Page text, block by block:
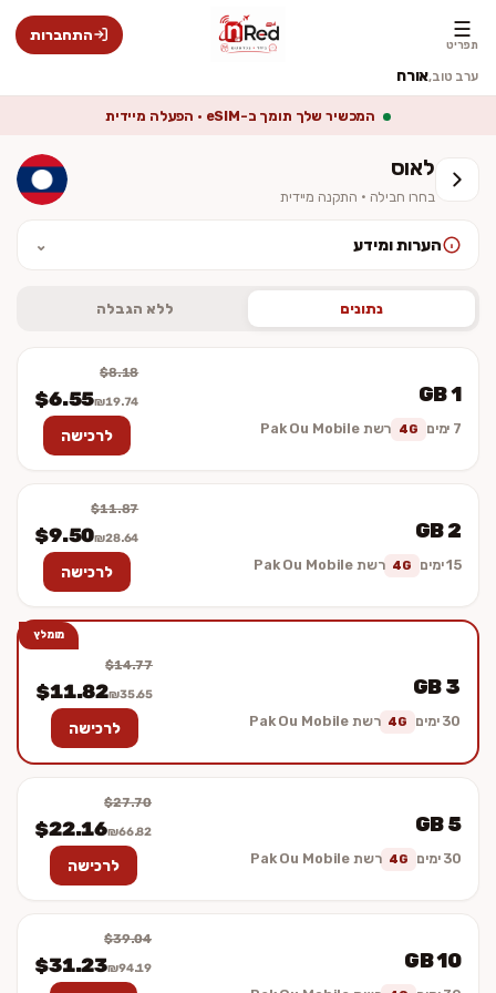
☰
תפריט
התחברות
ערב טוב,אורח
המכשיר שלך תומך ב-eSIM · הפעלה מיידית
לאוס
בחרו חבילה · התקנה מיידית
הערות ומידע ⌄
וכולל מע״מ. ההתקנה מיידית — לא נשלח כרטיס פיזי.
נתונים ללא הגבלה
1 GB
7 ימים 4G רשת Pak Ou Mobile
$8.18
$6.55₪19.74
לרכישה
2 GB
15 ימים 4G רשת Pak Ou Mobile
$11.87
$9.50₪28.64
לרכישה
מומלץ
3 GB
30 ימים 4G רשת Pak Ou Mobile
$14.77
$11.82₪35.65
לרכישה
5 GB
30 ימים 4G רשת Pak Ou Mobile
$27.70
$22.16₪66.82
לרכישה
10 GB
$39.04
$31.23₪94.19